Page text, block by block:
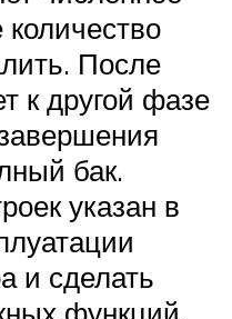
После
к другой фазе
бак.
указан в
и сделать